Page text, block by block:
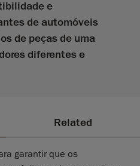
e
de automóveis
de peças de uma
diferentes e
Related
garantir que os